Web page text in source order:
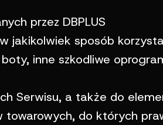
przez DBPLUS
jakikolwiek sposób
inne szkodliwe
Serwisu, a także do
towarowych, do których